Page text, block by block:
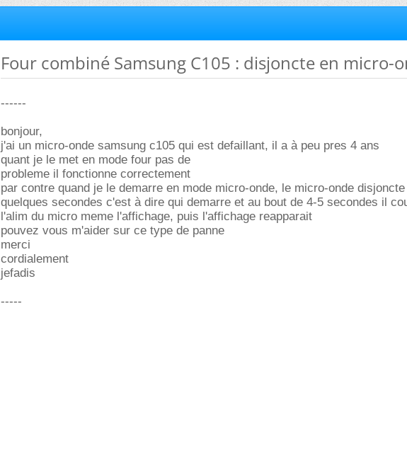
Four combiné Samsung C105 : disjoncte en micro-
------
bonjour,
j'ai un micro-onde samsung c105 qui est defaillant, il a à peu pres 4 ans
quant je le met en mode four pas de
probleme il fonctionne correctement
par contre quand je le demarre en mode micro-onde, le micro-onde
quelques secondes c'est à dire qui demarre et au bout de 4-5 secondes il
l'alim du micro meme l'affichage, puis l'affichage reapparait
pouvez vous m'aider sur ce type de panne
merci
cordialement
jefadis
-----